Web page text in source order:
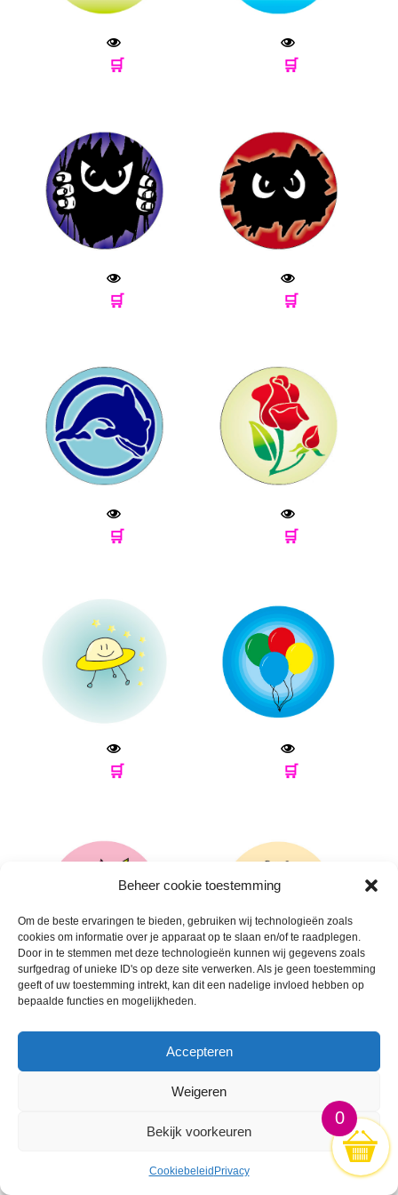
Beheer cookie toestemming
Om de beste ervaringen te bieden, gebruiken wij technologieën zoals
cookies om informatie over je apparaat op te slaan en/of te raadplegen.
Door in te stemmen met deze technologieën kunnen wij gegevens zoals
surfgedrag of unieke ID's op deze site verwerken. Als je geen toestemming
geeft of uw toestemming intrekt, kan dit een nadelige invloed hebben op
bepaalde functies en mogelijkheden.
Accepteren
Weigeren
Bekijk voorkeuren
Cookiebeleid Privacy
🛒 🛒
🛒 🛒
🛒 🛒
🛒 🛒
🛒
0